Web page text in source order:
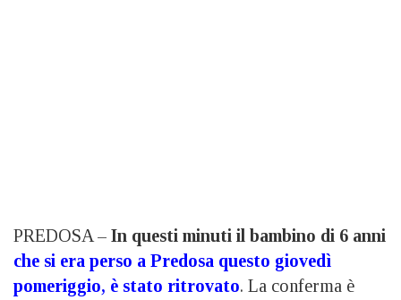
PREDOSA – In questi minuti il bambino di 6 anni
che si era perso a Predosa questo giovedì
pomeriggio, è stato ritrovato. La conferma è